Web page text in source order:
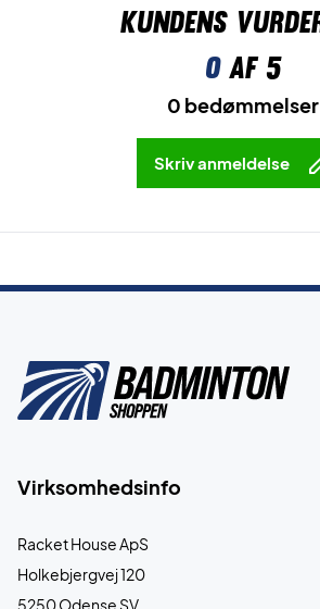
Kundens
0af 5
0 bedømmelser
Skriv anmeldelse
Virksomhedsinfo
Racket House ApS
Holkebjergvej 120
5250 Odense SV